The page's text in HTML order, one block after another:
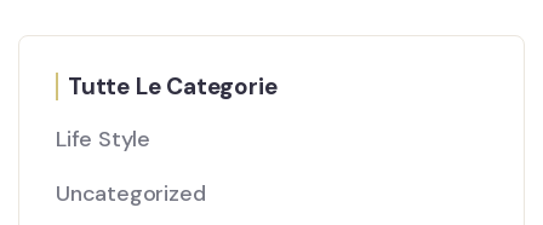
Tutte Le Categorie
Life Style
Uncategorized